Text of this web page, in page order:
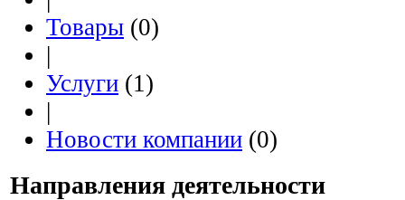
Товары (0)
|
Услуги (1)
|
Новости компании (0)
Направления деятельности